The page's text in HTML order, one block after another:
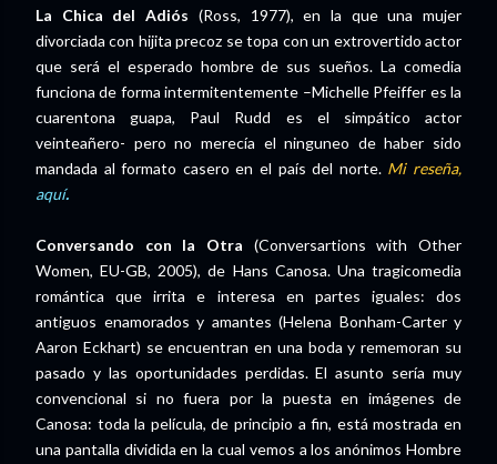
La Chica del Adiós (Ross, 1977), en la que una mujer
divorciada con hijita precoz se topa con un extrovertido actor
que será el esperado hombre de sus sueños. La comedia
funciona de forma intermitentemente –Michelle Pfeiffer es la
cuarentona guapa, Paul Rudd es el simpático actor
veinteañero- pero no merecía el ninguneo de haber sido
mandada al formato casero en el país del norte. Mi reseña,
aquí.
Conversando con la Otra (Conversartions with Other
Women, EU-GB, 2005), de Hans Canosa. Una tragicomedia
romántica que irrita e interesa en partes iguales: dos
antiguos enamorados y amantes (Helena Bonham-Carter y
Aaron Eckhart) se encuentran en una boda y rememoran su
pasado y las oportunidades perdidas. El asunto sería muy
convencional si no fuera por la puesta en imágenes de
Canosa: toda la película, de principio a fin, está mostrada en
una pantalla dividida en la cual vemos a los anónimos Hombre